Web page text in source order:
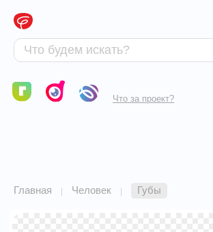
Что за проект?
Главная | Человек | Губы